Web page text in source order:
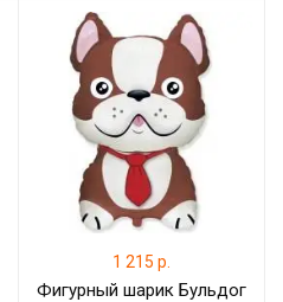
1 215 р.
Фигурный шарик Бульдог